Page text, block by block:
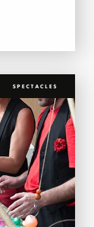
SPECTACLES